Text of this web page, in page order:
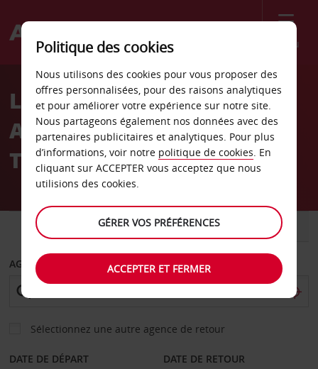
Menu
Welcome
AvisLocation de voiture
Aéroport de Kiev Boryspil
Terminal F
UTILITAIRE
AGENCE DE DÉPART
Sélectionnez une autre agence de retour
DATE DE DÉPART DATE DE RETOUR
Politique des cookies
Nous utilisons des cookies pour vous proposer des
offres personnalisées, pour des raisons analytiques
et pour améliorer votre expérience sur notre site.
Nous partageons également nos données avec des
partenaires publicitaires et analytiques. Pour plus
d’informations, voir notre politique de cookies. En
cliquant sur ACCEPTER vous acceptez que nous
utilisions des cookies.
GÉRER VOS PRÉFÉRENCES
ACCEPTER ET FERMER